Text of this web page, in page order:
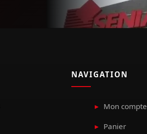
NAVIGATION
Mon compte
Panier